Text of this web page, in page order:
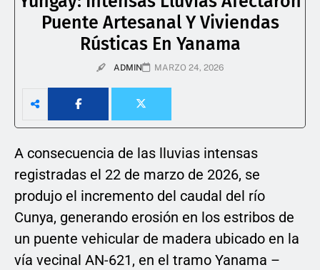
Puente Artesanal Y Viviendas
Rústicas En Yanama
ADMIN MARZO 24, 2026
A consecuencia de las lluvias intensas
registradas el 22 de marzo de 2026, se
produjo el incremento del caudal del río
Cunya, generando erosión en los estribos de
un puente vehicular de madera ubicado en la
vía vecinal AN-621, en el tramo Yanama –